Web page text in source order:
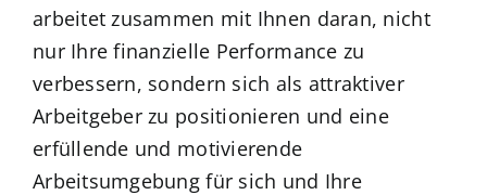
arbeitet zusammen mit Ihnen daran, nicht
nur Ihre finanzielle Performance zu
verbessern, sondern sich als attraktiver
Arbeitgeber zu positionieren und eine
erfüllende und motivierende
Arbeitsumgebung für sich und Ihre